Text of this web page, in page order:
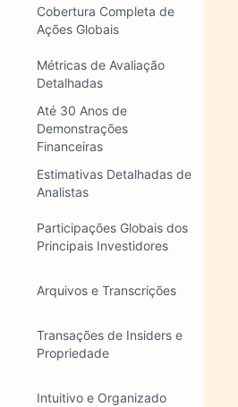
Cobertura Completa de
Ações Globais
Métricas de Avaliação
Detalhadas
Até 30 Anos de
Demonstrações
Financeiras
Estimativas Detalhadas de
Analistas
Participações Globais dos
Principais Investidores
Arquivos e Transcrições
Transações de Insiders e
Propriedade
Intuitivo e Organizado